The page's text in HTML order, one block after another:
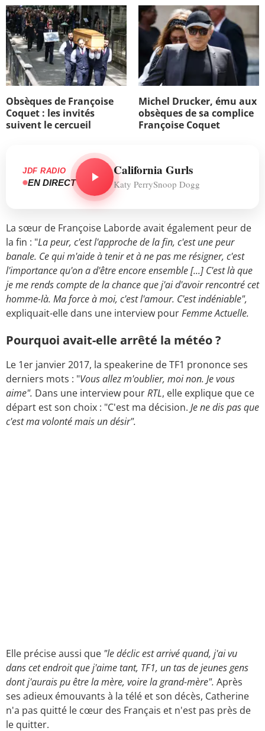
Obsèques de Françoise
Coquet : les invités
suivent le cercueil
Michel Drucker, ému aux
obsèques de sa complice
Françoise Coquet
JDF RADIO
EN DIRECT
California Gurls
Katy PerrySnoop Dogg
La sœur de Françoise Laborde avait également peur de
la fin : "La peur, c'est l'approche de la fin, c'est une peur
banale. Ce qui m'aide à tenir et à ne pas me résigner, c'est
l'importance qu'on a d'être encore ensemble [...] C'est là que
je me rends compte de la chance que j'ai d'avoir rencontré cet
homme-là. Ma force à moi, c'est l'amour. C'est indéniable",
expliquait-elle dans une interview pourFemme Actuelle.
Pourquoi avait-elle arrêté la météo ?
Le 1er janvier 2017, la speakerine de TF1 prononce ses
derniers mots : "Vous allez m'oublier, moi non. Je vous
aime". Dans une interview pourRTL, elle explique que ce
départ est son choix : "C'est ma décision. Je ne dis pas que
c'est ma volonté mais un désir".
Elle précise aussi que "le déclic est arrivé quand, j'ai vu
dans cet endroit que j'aime tant, TF1, un tas de jeunes gens
dont j'aurais pu être la mère, voire la grand-mère". Après
ses adieux émouvants à la télé et son décès, Catherine
n'a pas quitté le cœur des Français et n'est pas près de
le quitter.